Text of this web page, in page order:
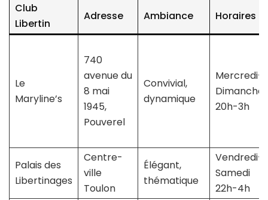
Club
Libertin
Adresse Ambiance Horaires
Le
Maryline’s
740
avenue du
8 mai
1945,
Pouverel
Convivial,
dynamique
Mercredi-
Dimanche
20h-3h
Palais des
Libertinages
Centre-
ville
Toulon
Élégant,
thématique
Vendredi-
Samedi
22h-4h